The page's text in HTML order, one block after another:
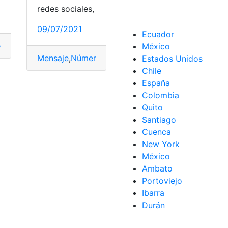
Número de teléfono,Plan,telefonía ,top2,Unefon
Saldo,solicitar,Unefon
redes sociales,
09/07/2021
Mensaje,Números Teléfonos,Unefon
Ecuador
México
Estados Unidos
Chile
España
Colombia
Quito
Santiago
Cuenca
New York
México
Ambato
Portoviejo
Ibarra
Durán